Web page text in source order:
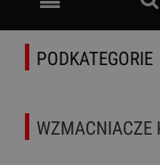
PODKATEGORIE
WZMACNIACZE